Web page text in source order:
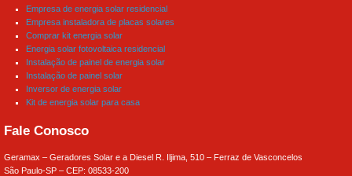
Empresa de energia solar residencial
Empresa instaladora de placas solares
Comprar kit energia solar
Energia solar fotovoltaica residencial
Instalação de painel de energia solar
Instalação de painel solar
Inversor de energia solar
Kit de energia solar para casa
Fale Conosco
Geramax – Geradores Solar e a Diesel R. Iljima, 510 – Ferraz de Vasconcelos
São Paulo-SP – CEP: 08533-200